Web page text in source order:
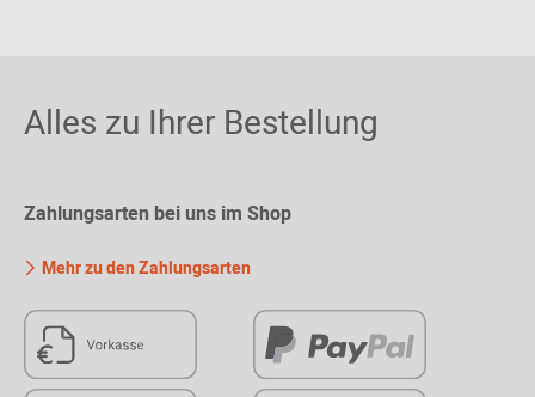
Alles zu Ihrer Bestellung
Zahlungsarten bei uns im Shop
Mehr zu den Zahlungsarten